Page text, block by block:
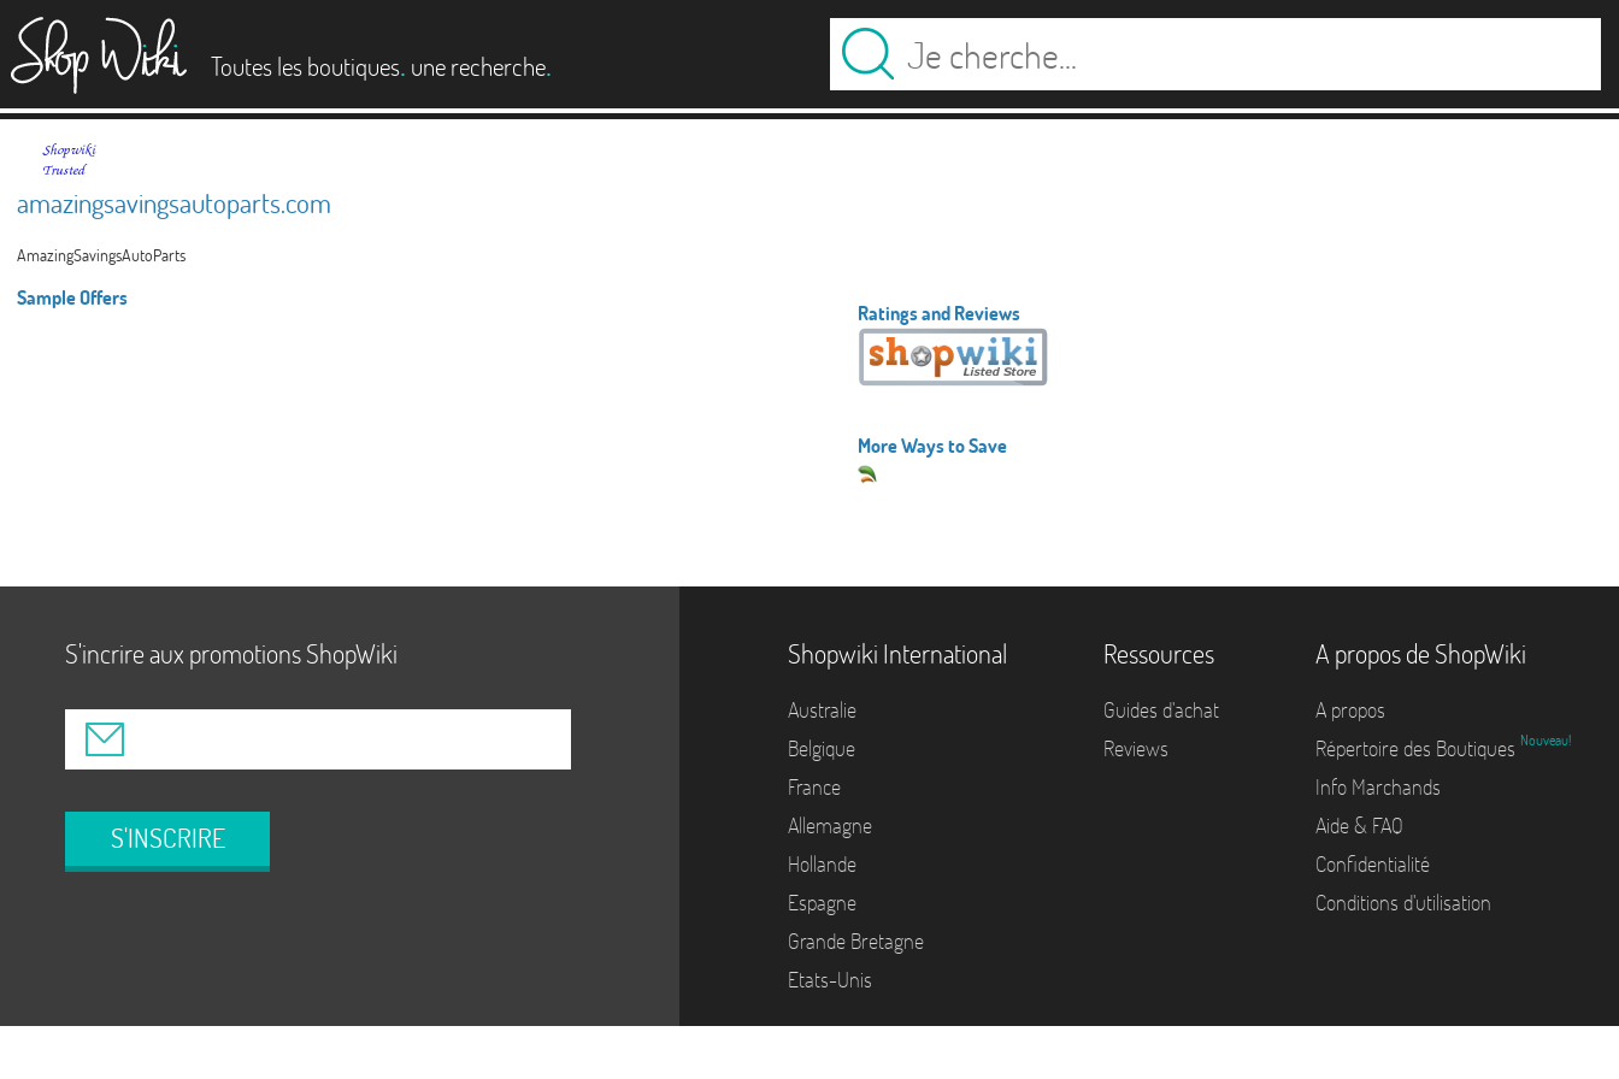
Toutes les boutiques. une recherche.
amazingsavingsautoparts.com
AmazingSavingsAutoParts
Sample Offers
Ratings and Reviews
More Ways to Save
S'incrire aux promotions ShopWiki
S'INSCRIRE
Shopwiki International
Australie
Belgique
France
Allemagne
Hollande
Espagne
Grande Bretagne
Etats-Unis
Ressources
Guides d'achat
Reviews
A propos de ShopWiki
A propos
Répertoire des Boutiques Nouveau!
Info Marchands
Aide & FAQ
Confidentialité
Conditions d'utilisation